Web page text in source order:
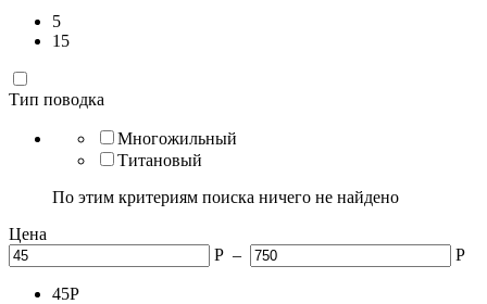
5
15
Тип поводка
Многожильный
Титановый
По этим критериям поиска ничего не найдено
Цена
Р – Р
45Р